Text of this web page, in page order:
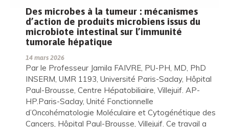
Des microbes à la tumeur : mécanismes
d’action de produits microbiens issus du
microbiote intestinal sur l’immunité
tumorale hépatique
14 mars 2026
Par le Professeur Jamila FAIVRE, PU-PH, MD, PhD
INSERM, UMR 1193, Université Paris-Saclay, Hôpital
Paul-Brousse, Centre Hépatobiliaire, Villejuif. AP-
HP.Paris-Saclay, Unité Fonctionnelle
d’Oncohématologie Moléculaire et Cytogénétique des
Cancers, Hôpital Paul-Brousse, Villejuif. Ce travail a